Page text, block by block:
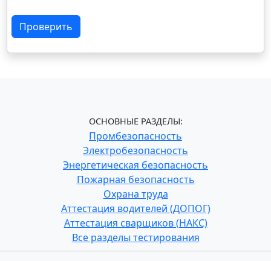
Проверить
ОСНОВНЫЕ РАЗДЕЛЫ:
Промбезопасность
Электробезопасность
Энергетическая безопасность
Пожарная безопасность
Охрана труда
Аттестация водителей (ДОПОГ)
Аттестация сварщиков (НАКС)
Все разделы тестирования